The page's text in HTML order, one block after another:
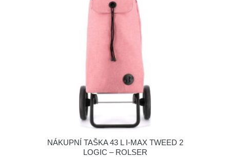
NÁKUPNÍ TAŠKA 43 L I-MAX TWEED 2
LOGIC – ROLSER